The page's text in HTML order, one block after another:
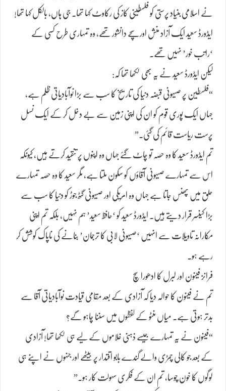
نے اسلامی بنیاد پرستی کو فلسطینی کاز کی رکاوٹ کہا تھا۔ جی ہاں، بالکل کہا تھا!
ایڈورڈ سعید ایک آزاد منش اور سچے دانشور تھے، وہ تمہاری طرح کسی کے
‘راتب خور’ نہیں تھے۔
لیکن ایڈورڈ سعید نے یہ بھی لکھا تھا کہ:
“فلسطین پر صیہونی قبضہ دنیا کی تاریخ کا سب سے بڑا نوآبادیاتی ظلم ہے،
جہاں ایک پوری قوم کو ان کی اپنی زمین سے بے دخل کر کے ایک نسل
پرست ریاست قائم کی گئی۔”
تم ایڈورڈ سعید کا وہ حصہ تو چاٹ گئے جہاں وہ اپنوں پر تنقید کرتے ہیں، کیونکہ
اس سے تمہارے صیہونی آقاؤں کو سکون ملتا ہے، مگر سعید کا وہ حصہ تمہارے
حلق میں پھنس جاتا ہے جہاں وہ امریکی اور صیہونی گٹھ جوڑ کو دنیا کا سب سے
بڑا کینسر قرار دیتے ہیں۔ ایڈورڈ سعید کو ‘حافظ سعید’ ہم نہیں، بلکہ تم اپنی
مکارانہ تاویلات سے انہیں ‘صیہونی لابی کا ترجمان’ بنانے کی ناپاک کوشش کر
رہے ہو۔
فرانز فینون اور لبرل کا ادھورا سچ
تم نے فینون کا حوالہ دیا کہ آزادی کے بعد مقامی قیادت نوآبادیاتی آقا سے
بدتر ہوتی ہے۔ میاں منٹو کے لفظوں میں سننا چاہو گے؟
“فینون نے یہ تمہارے جیسے ذہنی غلاموں کے لیے ہی لکھا تھا! آزادی
کے بعد جو کالی چمڑی والے گندے بابو اقتدار پر بیٹھے اور جنہوں نے اپنے ہی
لوگوں کا خون چوسا، تم ان کے فکری سہولت کار ہو۔”